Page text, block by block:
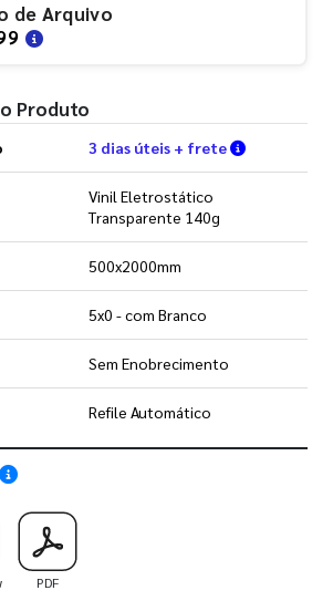
de Arquivo
Produto
3 dias úteis + frete Verifique
Vinil Eletrostático
Transparente 140g
500x2000mm
5x0 - com Branco
Sem Enobrecimento
Refile Automático
Saiba como utilizar os nossos gabaritos
PDF